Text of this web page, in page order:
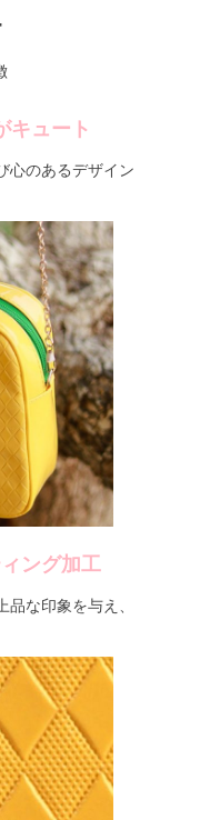
キュート
心のあるデザイン
ング加工
な印象を与え、